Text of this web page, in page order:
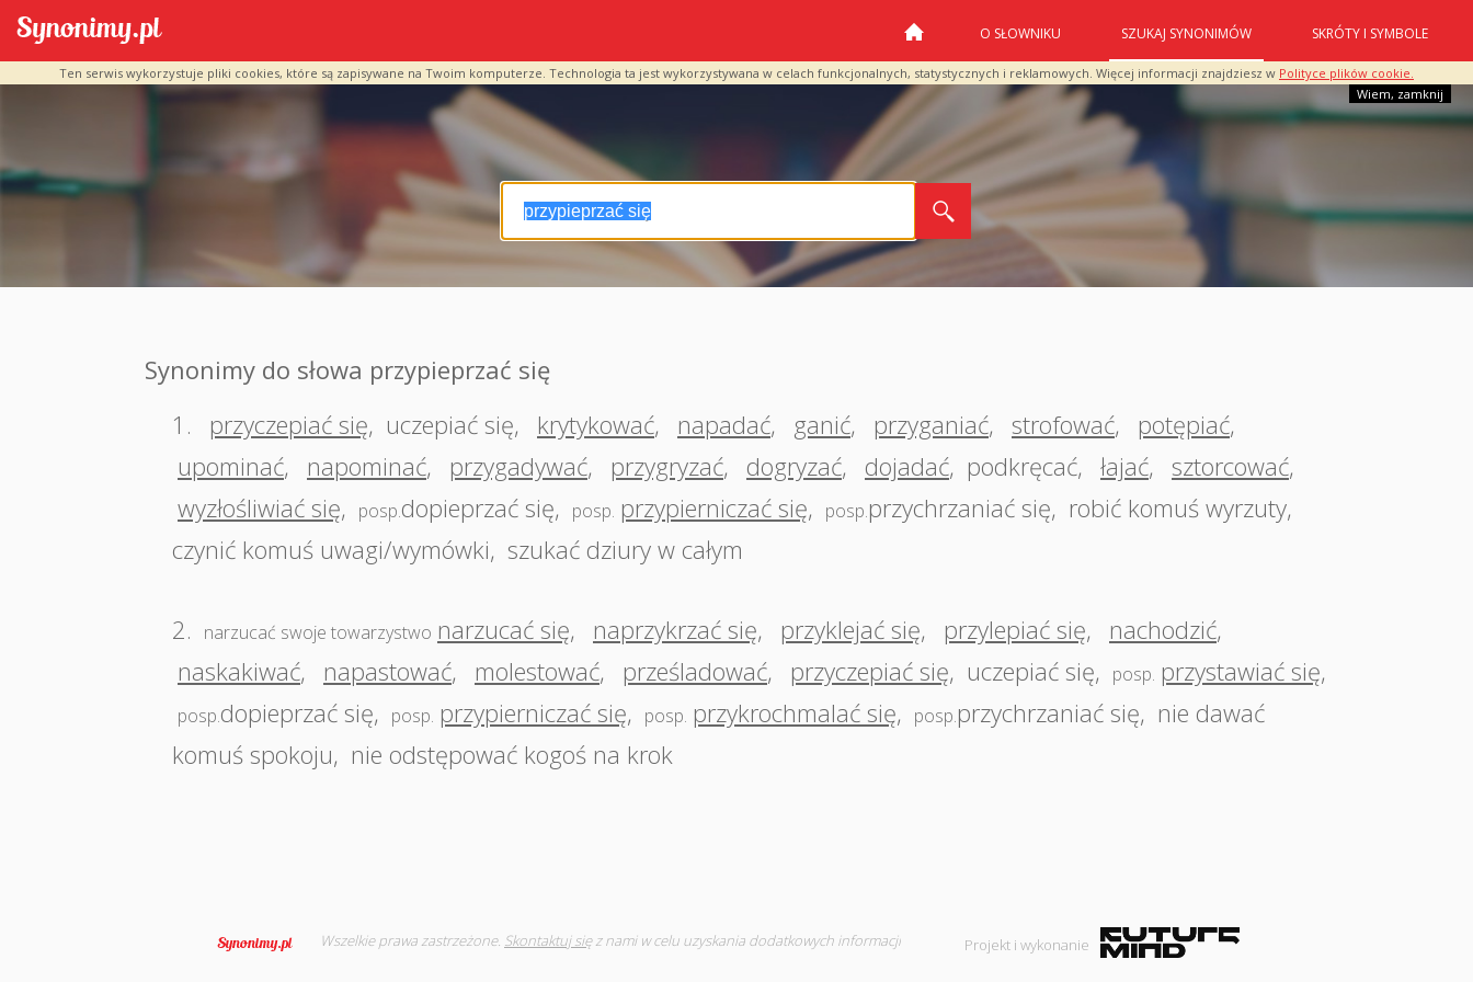
Ten serwis wykorzystuje pliki cookies, które są zapisywane na Twoim komputerze. Technologia ta jest wykorzystywana w celach funkcjonalnych, statystycznych i reklamowych. Więcej informacji znajdziesz w Polityce plików cookie.
Wiem, zamknij
O SŁOWNIKU SZUKAJ SYNONIMÓW SKRÓTY I SYMBOLE
Synonimy do słowa przypieprzać się
1.
przyczepiać się, uczepiać się, krytykować, napadać, ganić, przyganiać, strofować, potępiać,
upominać, napominać, przygadywać, przygryzać, dogryzać, dojadać, podkręcać, łajać, sztorcować,
wyzłośliwiać się, posp.dopieprzać się, posp. przypierniczać się, posp.przychrzaniać się, robić komuś wyrzuty,
czynić komuś uwagi/wymówki, szukać dziury w całym
2. narzucać swoje towarzystwo narzucać się, naprzykrzać się, przyklejać się, przylepiać się, nachodzić,
naskakiwać, napastować, molestować, prześladować, przyczepiać się, uczepiać się, posp. przystawiać się,
posp.dopieprzać się, posp. przypierniczać się, posp. przykrochmalać się, posp.przychrzaniać się, nie dawać
komuś spokoju, nie odstępować kogoś na krok
Wszelkie prawa zastrzeżone. Skontaktuj sięz nami w celu uzyskania dodatkowych informacji Projekt i wykonanie